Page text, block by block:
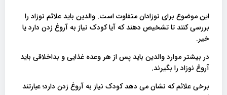
این موضوع برای نوزادان متفاوت است. والدین باید علائم نوزاد را
بررسی کنند تا تشخیص دهند که آیا کودک نیاز به آروغ زدن دارد یا
خیر.
در بیشتر موارد والدین باید پس از هر وعده غذایی و بداخلاقی باید
آروغ نوزاد را بگیرند.
برخی علائم که نشان می دهد کودک نیاز به آروغ زدن دارد؛ عبارتند